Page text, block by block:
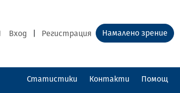
Вход Регистрация Намалено зрение
Статистики Контакти Помощ